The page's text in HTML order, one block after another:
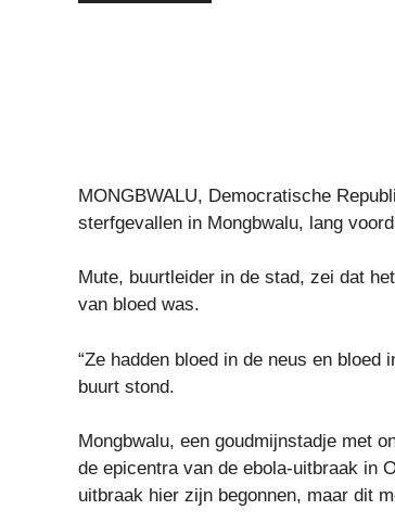
MONGBWALU, Democratische
sterfgevallen in Mongbwalu, lang
Mute, buurtleider in de stad, zei dat
van bloed was.
“Ze hadden bloed in de neus en
buurt stond.
Mongbwalu, een goudmijnstadje met
de epicentra van de ebola-uitbraak in
uitbraak hier zijn begonnen, maar dit